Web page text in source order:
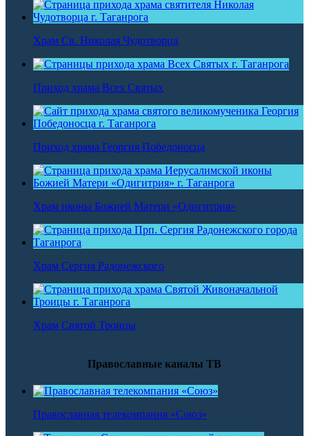
Храм Св. Николая Чудотворца
Приход храма Всех Святых
Приход храма Георгия Победоносца
Храм иконы Божией Матери «Одигитрия»
Храм Сергия Радонежского
Храм Святой Троицы
Православные каналы ТВ
Православная телекомпания «Союз»